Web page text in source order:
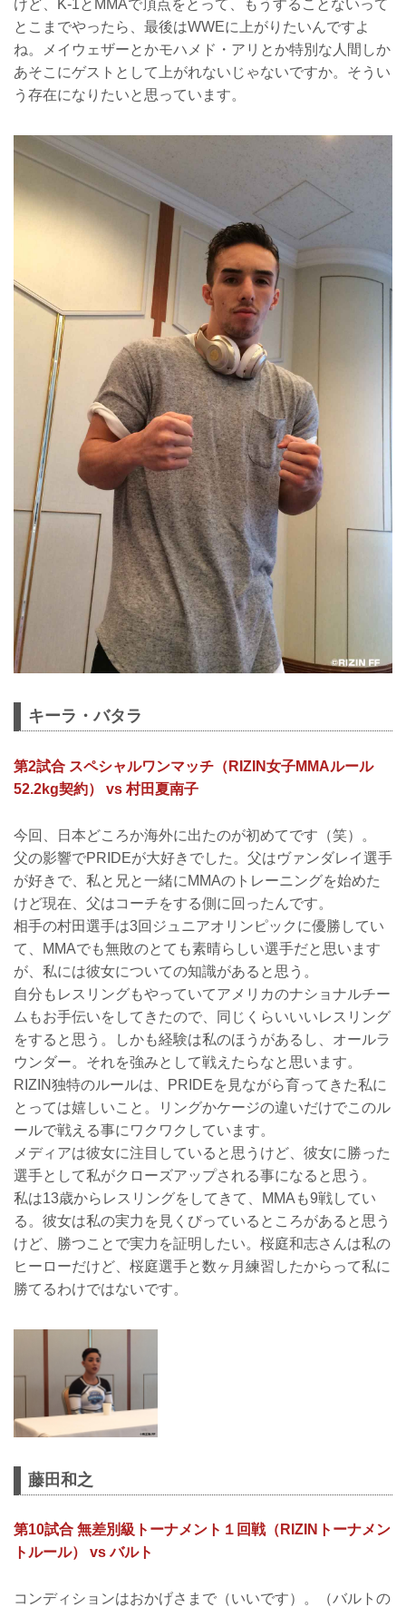
けど、K-1とMMAで頂点をとって、もうすることないって
とこまでやったら、最後はWWEに上がりたいんですよ
ね。メイウェザーとかモハメド・アリとか特別な人間しか
あそこにゲストとして上がれないじゃないですか。そうい
う存在になりたいと思っています。
キーラ・バタラ
第2試合 スペシャルワンマッチ（RIZIN女子MMAルール
52.2kg契約） vs 村田夏南子
今回、日本どころか海外に出たのが初めてです（笑）。
父の影響でPRIDEが大好きでした。父はヴァンダレイ選手
が好きで、私と兄と一緒にMMAのトレーニングを始めた
けど現在、父はコーチをする側に回ったんです。
相手の村田選手は3回ジュニアオリンピックに優勝してい
て、MMAでも無敗のとても素晴らしい選手だと思います
が、私には彼女についての知識があると思う。
自分もレスリングもやっていてアメリカのナショナルチー
ムもお手伝いをしてきたので、同じくらいいいレスリング
をすると思う。しかも経験は私のほうがあるし、オールラ
ウンダー。それを強みとして戦えたらなと思います。
RIZIN独特のルールは、PRIDEを見ながら育ってきた私に
とっては嬉しいこと。リングかケージの違いだけでこのル
ールで戦える事にワクワクしています。
メディアは彼女に注目していると思うけど、彼女に勝った
選手として私がクローズアップされる事になると思う。
私は13歳からレスリングをしてきて、MMAも9戦してい
る。彼女は私の実力を見くびっているところがあると思う
けど、勝つことで実力を証明したい。桜庭和志さんは私の
ヒーローだけど、桜庭選手と数ヶ月練習したからって私に
勝てるわけではないです。
藤田和之
第10試合 無差別級トーナメント１回戦（RIZINトーナメン
トルール） vs バルト
コンディションはおかげさまで（いいです）。（バルトの